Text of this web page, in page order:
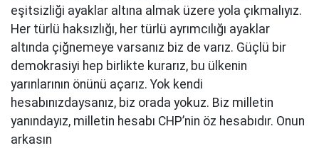
eşitsizliği ayaklar altına almak üzere yola çıkmalıyız.
Her türlü haksızlığı, her türlü ayrımcılığı ayaklar
altında çiğnemeye varsanız biz de varız. Güçlü bir
demokrasiyi hep birlikte kurarız, bu ülkenin
yarınlarının önünü açarız. Yok kendi
hesabınızdaysanız, biz orada yokuz. Biz milletin
yanındayız, milletin hesabı CHP’nin öz hesabıdır. Onun
arkasın